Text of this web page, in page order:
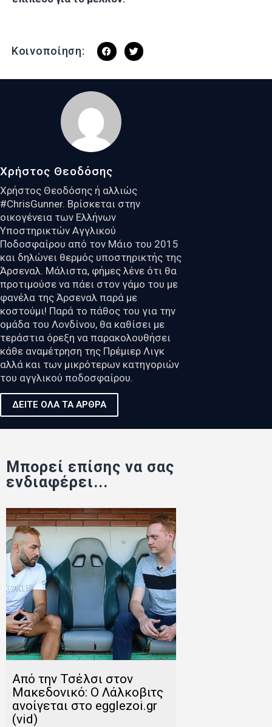
Κοινοποίηση:
Χρήστος Θεοδόσης
Χρήστος Θεοδόσης ή αλλιώς
#ChrisGunner. Βρίσκεται στην
οικογένεια των Ελλήνων
Υποστηρικτών Αγγλικού
Ποδοσφαίρου από τον Μάιο του 2015
και δηλώνει θερμός υποστηρικτής της
Άρσεναλ. Μάλιστα, φήμες λένε ότι θα
προτιμούσε να πάει στον γάμο του με
φανέλα της Άρσεναλ παρά με
κοστούμι! Παρά το πάθος του για την
ομάδα του Λονδίνου, θα καθίσει με
τεράστια όρεξη να παρακολουθήσει
κάθε αναμέτρηση της Πρέμιερ Λιγκ
αλλά και των μικρότερων κατηγοριών
του αγγλικού ποδοσφαίρου.
ΔΕΙΤΕ ΟΛΑ ΤΑ ΑΡΘΡΑ
Μπορεί επίσης να σας
ενδιαφέρει...
Από την Τσέλσι στον
Μακεδονικό: Ο Λάλκοβιτς
ανοίγεται στο egglezoi.gr
(vid)